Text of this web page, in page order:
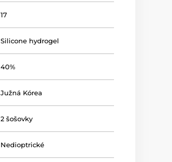
17
Silicone hydrogel
40%
Južná Kórea
2 šošovky
Nedioptrické